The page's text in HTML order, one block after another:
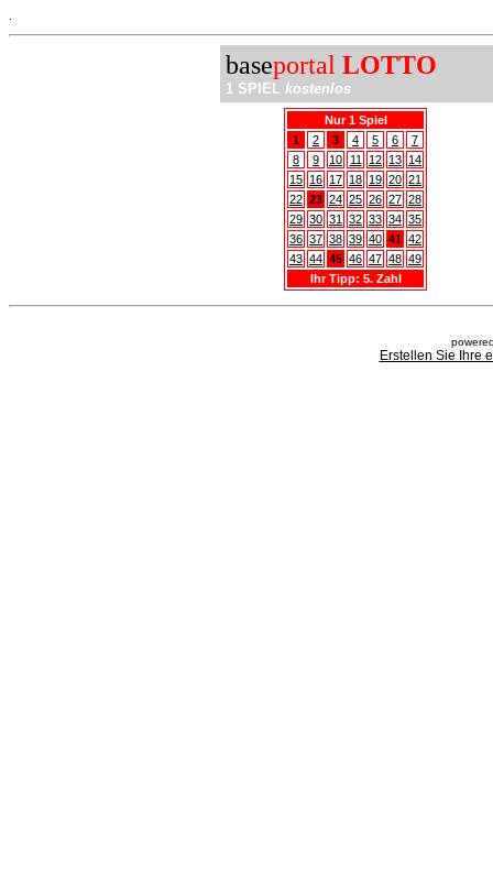
baseportal LOTTO
1 SPIEL kostenlos
Nur 1 Spiel
1
2 3 4 5 6
7
8
9 10 11 12 13 14
15 16 17 18 19 20 21
22 23 24 25 26 27 28
29 30 31 32 33 34 35
36 37 38 39 40 41 42
43 44 45 46 47 48 49
Ihr Tipp: 5. Zahl
Erstellen Sie Ihre